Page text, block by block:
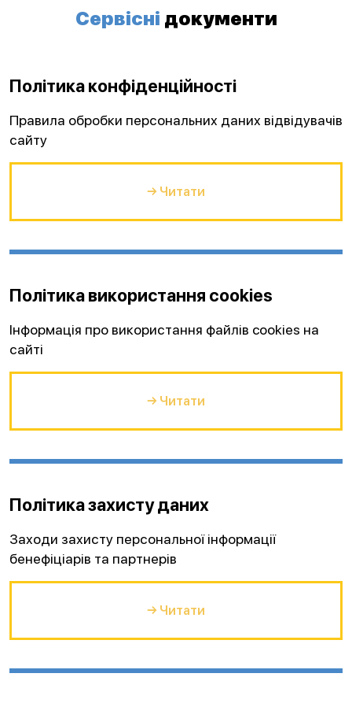
Сервісні документи
Політика конфіденційності
Правила обробки персональних даних відвідувачів
сайту
→ Читати
Політика використання cookies
Інформація про використання файлів cookies на
сайті
→ Читати
Політика захисту даних
Заходи захисту персональної інформації
бенефіціарів та партнерів
→ Читати